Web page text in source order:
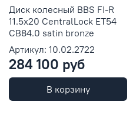
Диск колесный BBS FI-R
11.5x20 CentralLock ET54
CB84.0 satin bronze
Артикул: 10.02.2722
284 100 руб
В корзину